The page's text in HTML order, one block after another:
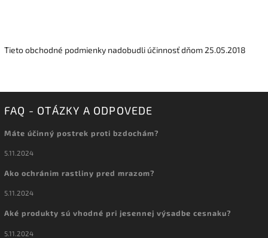
Tieto obchodné podmienky nadobudli účinnosť dňom 25.05.2018
FAQ - OTÁZKY A ODPOVEDE
Máte účinný postrek proti bzdochám?
5.11.2024
Ako ochránim rastliny pred mrazom?
5.11.2024
Aké produkty sú vhodné pri jesennej výsadbe cesnaku?
5.11.2024